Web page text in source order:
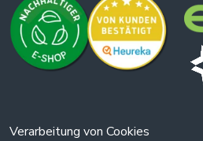
Verarbeitung von Cookies